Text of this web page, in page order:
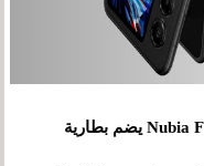
وأخيرا، تجدر الإشارة إلى أن هاتف Nubia Flip 2 يضم بطارية